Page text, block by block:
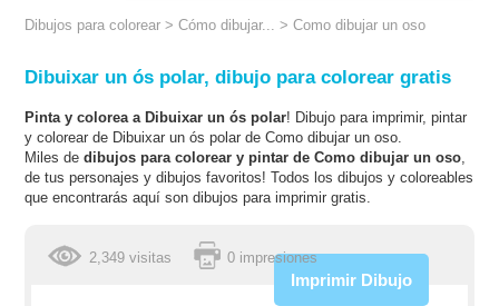
Dibujos para colorear >Cómo dibujar... >Como dibujar un oso
Dibuixar un ós polar, dibujo para colorear gratis
Pinta y colorea a Dibuixar un ós polar! Dibujo para imprimir, pintar
y colorear de Dibuixar un ós polar de Como dibujar un oso.
Miles dedibujos para colorear y pintar de Como dibujar un oso,
de tus personajes y dibujos favoritos! Todos los dibujos y coloreables
que encontrarás aquí son dibujos para imprimir gratis.
2,349 visitas 0 impresiones
Imprimir Dibujo